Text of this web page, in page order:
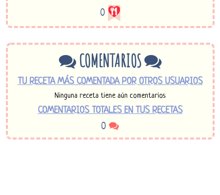
0
COMENTARIOS
TU RECETA MÁS COMENTADA POR OTROS USUARIOS
Ninguna receta tiene aún comentarios
COMENTARIOS TOTALES EN TUS RECETAS
0